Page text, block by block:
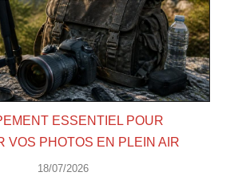
ESSENTIEL POUR
VOS PHOTOS EN PLEIN AIR
18/07/2026